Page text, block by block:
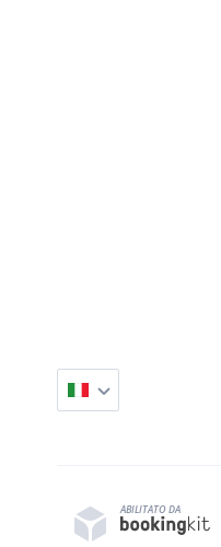
ABILITATO DA